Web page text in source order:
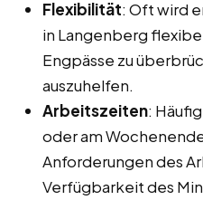
Flexibilität: Oft wird
in Langenberg
Engpässe zu
auszuhelfen.
Arbeitszeiten:
oder am
Anforderungen des
Verfügbarkeit des